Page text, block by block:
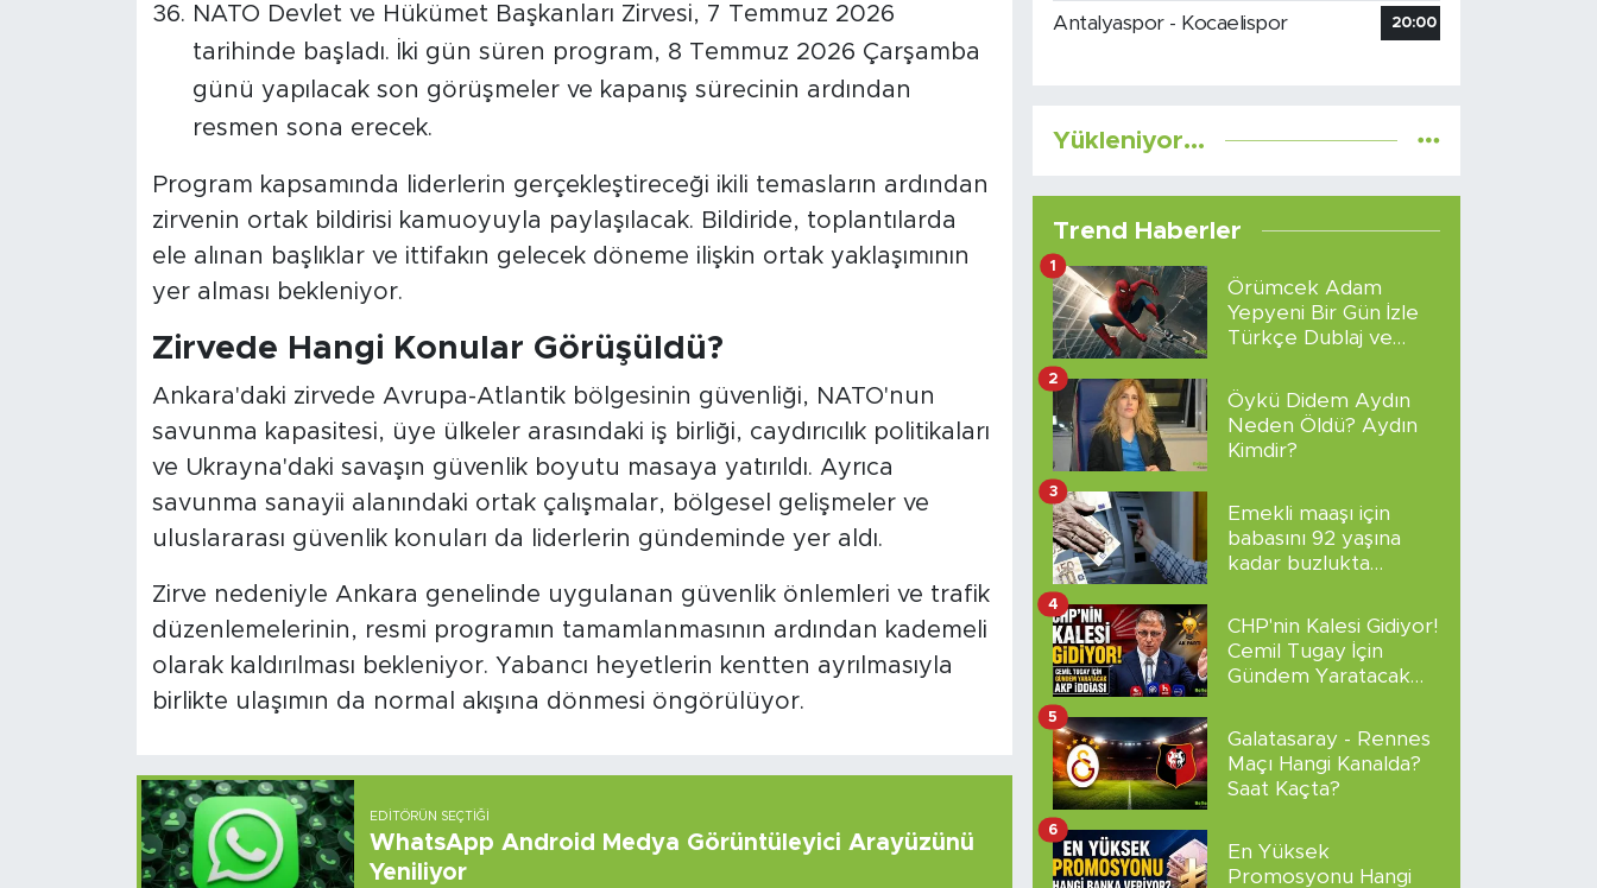
NATO Devlet ve Hükümet Başkanları Zirvesi, 7 Temmuz 2026
tarihinde başladı. İki gün süren program, 8 Temmuz 2026 Çarşamba
günü yapılacak son görüşmeler ve kapanış sürecinin ardından
resmen sona erecek.
Program kapsamında liderlerin gerçekleştireceği ikili temasların ardından
zirvenin ortak bildirisi kamuoyuyla paylaşılacak. Bildiride, toplantılarda
ele alınan başlıklar ve ittifakın gelecek döneme ilişkin ortak yaklaşımının
yer alması bekleniyor.
Zirvede Hangi Konular Görüşüldü?
Ankara'daki zirvede Avrupa-Atlantik bölgesinin güvenliği, NATO'nun
savunma kapasitesi, üye ülkeler arasındaki iş birliği, caydırıcılık politikaları
ve Ukrayna'daki savaşın güvenlik boyutu masaya yatırıldı. Ayrıca
savunma sanayii alanındaki ortak çalışmalar, bölgesel gelişmeler ve
uluslararası güvenlik konuları da liderlerin gündeminde yer aldı.
Zirve nedeniyle Ankara genelinde uygulanan güvenlik önlemleri ve trafik
düzenlemelerinin, resmi programın tamamlanmasının ardından kademeli
olarak kaldırılması bekleniyor. Yabancı heyetlerin kentten ayrılmasıyla
birlikte ulaşımın da normal akışına dönmesi öngörülüyor.
EDITÖRÜN SEÇTIĞI
WhatsApp Android Medya Görüntüleyici Arayüzünü
Yeniliyor
Antalyaspor - Kocaelispor 20:00
Yükleniyor...
Trend Haberler
Örümcek Adam
Yepyeni Bir Gün İzle
Türkçe Dublaj ve
1
Öykü Didem Aydın
Neden Öldü? Aydın
Kimdir?
2
Emekli maaşı için
babasını 92 yaşına
kadar buzlukta
3
CHP'nin Kalesi Gidiyor!
Cemil Tugay İçin
Gündem Yaratacak
4
Galatasaray - Rennes
Maçı Hangi Kanalda?
Saat Kaçta?
5
En Yüksek
Promosyonu Hangi
6